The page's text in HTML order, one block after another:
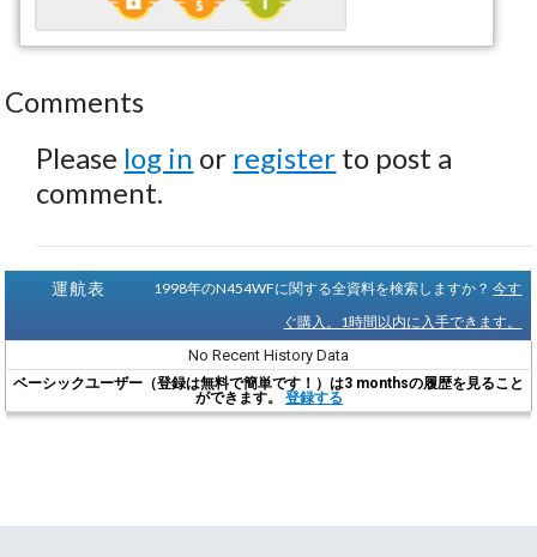
Comments
Please log in or register to post a
comment.
運航表 1998年のN454WFに関する全資料を検索しますか？今す
ぐ購入。1時間以内に入手できます。
No Recent History Data
ベーシックユーザー（登録は無料で簡単です！）は3 monthsの履歴を見ること
ができます。 登録する